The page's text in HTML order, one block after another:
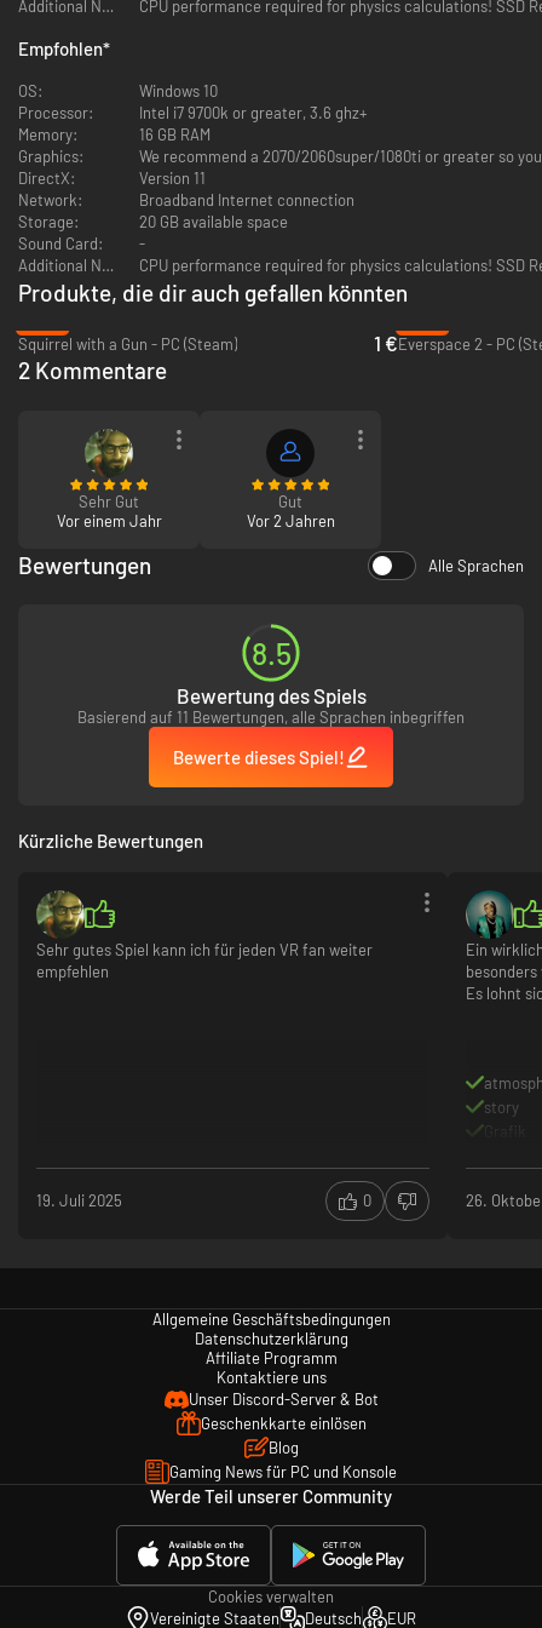
however you want, with physical stats to match.
Layered Narrative
After discovering an underground lab in MythOS city, you will have access
to a variety of game locations including arenas, obstacle courses, tactical
trials, sandboxes, experimental modes, and user generated levels.
Collecting items, avatars, and clues from these locations enable you to
progress through the mysterious story.
Additional Notes:
CPU performance required for physics calculations! SSD
Empfohlen*
OS:
Windows 10
Processor:
Intel i7 9700k or greater, 3.6 ghz+
Memory:
16 GB RAM
Graphics:
We recommend a 2070/2060super/1080ti or greater so
DirectX:
Version 11
Network:
Broadband Internet connection
Storage:
20 GB available space
Sound Card:
-
Additional Notes:
CPU performance required for physics calculations! SSD
Produkte, die dir auch gefallen könnten
Squirrel with a Gun - PC (Steam)
1 €Everspace 2 - PC
2 Kommentare
Sehr Gut
Vor einem Jahr
Gut
Vor 2 Jahren
Bewertungen Alle Sprachen
8.5
Bewertung des Spiels
Basierend auf 11 Bewertungen, alle Sprachen inbegriffen
Bewerte dieses Spiel!
Kürzliche Bewertungen
Sehr gutes Spiel kann ich für jeden VR fan weiter
empfehlen
19. Juli 2025 0
Ein
Es lohnt
story
26.
Allgemeine Geschäftsbedingungen
Datenschutzerklärung
Affiliate Programm
Kontaktiere uns
Unser Discord-Server & Bot
Geschenkkarte einlösen
Blog
Gaming News für PC und Konsole
Werde Teil unserer Community
Cookies verwalten
Vereinigte Staaten
Deutsch EUR